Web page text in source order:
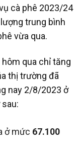
cà phê 2023/24
trung bình
vừa qua.
qua chỉ tăng
thị trường đã
nay 2/8/2023 ở
ở mức 67.100